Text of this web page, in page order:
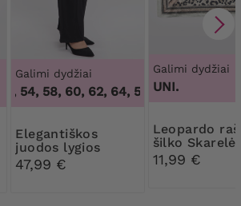
Galimi dydžiai
54, 58, 60, 62, 64,50, 52, 54, 58, 60,
Elegantiškos
juodos lygios
kelnės
47,99 €
Galimi dydžiai
UNI.
Leopardo rašto
šilko Skarelė
11,99 €